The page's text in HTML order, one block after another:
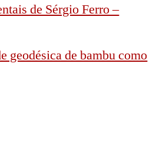
de Sérgio Ferro –
geodésica de bambu como